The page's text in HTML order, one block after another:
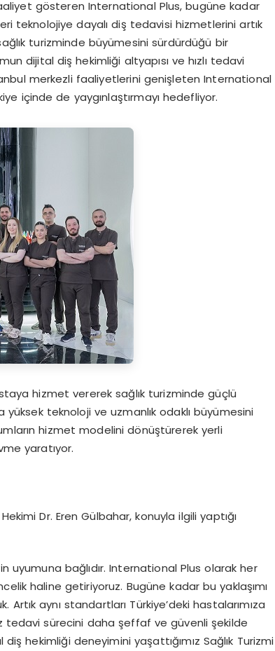
gösteren International Plus, bugüne kadar
teknolojiye dayalı diş tedavisi hizmetlerini artık
turizminde büyümesini sürdürdüğü bir
dijital diş hekimliği altyapısı ve hızlı tedavi
merkezli faaliyetlerini genişleten International
içinde de yaygınlaştırmayı hedefliyor.
hizmet vererek sağlık turizminde güçlü
teknoloji ve uzmanlık odaklı büyümesini
hizmet modelini dönüştürerek yerli
yaratıyor.
Dr. Eren Gülbahar, konuyla ilgili yaptığı
uyumuna bağlıdır. International Plus olarak her
haline getiriyoruz. Bugüne kadar bu yaklaşımı
Artık aynı standartları Türkiye’deki hastalarımıza
tedavi sürecini daha şeffaf ve güvenli şekilde
hekimliği deneyimini yaşattığımız Sağlık Turizmi